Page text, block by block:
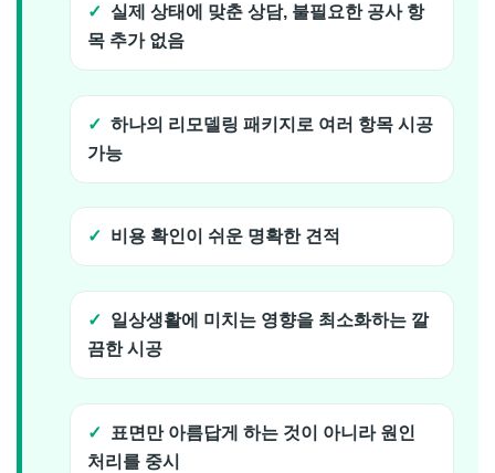
실제 상태에 맞춘 상담, 불필요한 공사 항
목 추가 없음
하나의 리모델링 패키지로 여러 항목 시공
가능
비용 확인이 쉬운 명확한 견적
일상생활에 미치는 영향을 최소화하는 깔
끔한 시공
표면만 아름답게 하는 것이 아니라 원인
처리를 중시